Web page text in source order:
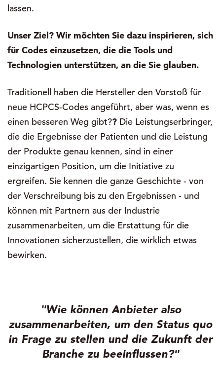
lassen.
Unser Ziel? Wir möchten Sie dazu inspirieren, sich
für Codes einzusetzen, die die Tools und
Technologien unterstützen, an die Sie glauben.
Traditionell haben die Hersteller den Vorstoß für
neue HCPCS-Codes angeführt, aber was, wenn es
einen besseren Weg gibt?? Die Leistungserbringer,
die die Ergebnisse der Patienten und die Leistung
der Produkte genau kennen, sind in einer
einzigartigen Position, um die Initiative zu
ergreifen. Sie kennen die ganze Geschichte - von
der Verschreibung bis zu den Ergebnissen - und
können mit Partnern aus der Industrie
zusammenarbeiten, um die Erstattung für die
Innovationen sicherzustellen, die wirklich etwas
bewirken.
"Wie können Anbieter also
zusammenarbeiten, um den Status quo
in Frage zu stellen und die Zukunft der
Branche zu beeinflussen?"